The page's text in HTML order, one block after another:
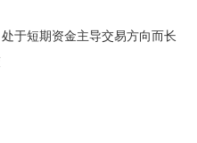
于短期资金主导交易方向而长